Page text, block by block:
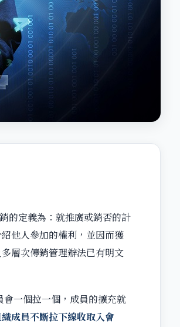
的定義為：就推廣或銷否的計
他人參加的權利，並因而獲
層次傳銷管理辦法已有明文
會一個拉一個，成員的擴充就
成員不斷拉下線收取入會